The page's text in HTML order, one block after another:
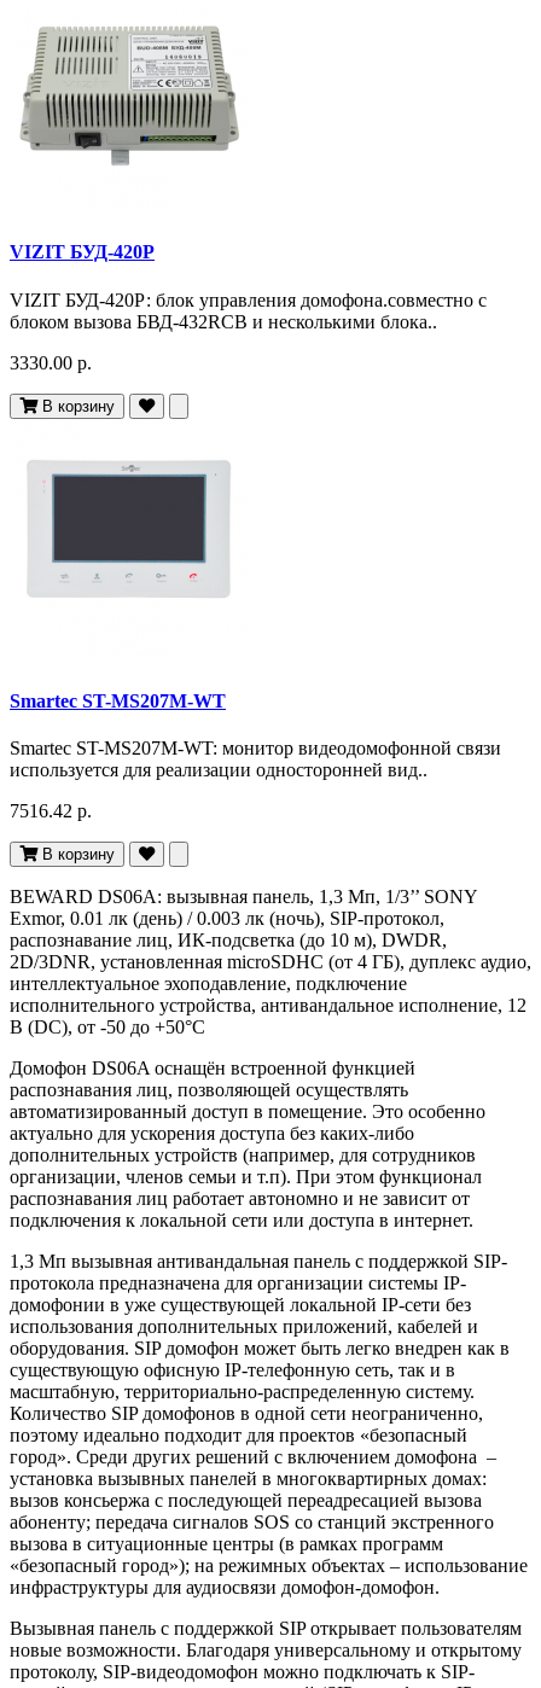
VIZIT БУД-420Р
VIZIT БУД-420Р: блок управления домофона.совместно с
блоком вызова БВД-432RCB и несколькими блока..
3330.00 р.
В корзину
Smartec ST-MS207M-WT
Smartec ST-MS207M-WT: монитор видеодомофонной связи
используется для реализации односторонней вид..
7516.42 р.
В корзину
BEWARD DS06A: вызывная панель, 1,3 Мп, 1/3’’ SONY
Exmor, 0.01 лк (день) / 0.003 лк (ночь), SIP-протокол,
распознавание лиц, ИК-подсветка (до 10 м), DWDR,
2D/3DNR, установленная microSDHC (от 4 ГБ), дуплекс аудио,
интеллектуальное эхоподавление, подключение
исполнительного устройства, антивандальное исполнение, 12
В (DC), от -50 до +50°С
Домофон DS06A оснащён встроенной функцией
распознавания лиц, позволяющей осуществлять
автоматизированный доступ в помещение. Это особенно
актуально для ускорения доступа без каких-либо
дополнительных устройств (например, для сотрудников
организации, членов семьи и т.п). При этом функционал
распознавания лиц работает автономно и не зависит от
подключения к локальной сети или доступа в интернет.
1,3 Мп вызывная антивандальная панель с поддержкой SIP-
протокола предназначена для организации системы IP-
домофонии в уже существующей локальной IP-сети без
использования дополнительных приложений, кабелей и
оборудования. SIP домофон может быть легко внедрен как в
существующую офисную IP-телефонную сеть, так и в
масштабную, территориально-распределенную систему.
Количество SIP домофонов в одной сети неограниченно,
поэтому идеально подходит для проектов «безопасный
город». Среди других решений с включением домофона –
установка вызывных панелей в многоквартирных домах:
вызов консьержа с последующей переадресацией вызова
абоненту; передача сигналов SOS со станций экстренного
вызова в ситуационные центры (в рамках программ
«безопасный город»); на режимных объектах – использование
инфраструктуры для аудиосвязи домофон-домофон.
Вызывная панель с поддержкой SIP открывает пользователям
новые возможности. Благодаря универсальному и открытому
протоколу, SIP-видеодомофон можно подключать к SIP-